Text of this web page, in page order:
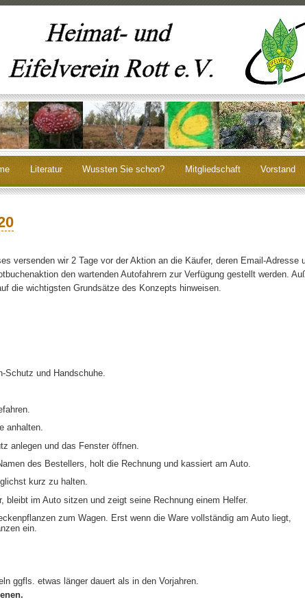
Literatur Wussten Sie schon? Mitgliedschaft Vorstand
versenden wir 2 Tage vor der Aktion an die Käufer, deren Email-Adresse
den wartenden Autofahrern zur Verfügung gestellt werden.
die wichtigsten Grundsätze des Konzepts hinweisen.
Schutz und Handschuhe.
anhalten.
anlegen und das Fenster öffnen.
des Bestellers, holt die Rechnung und kassiert am Auto.
kurz zu halten.
im Auto sitzen und zeigt seine Rechnung einem Helfer.
zum Wagen. Erst wenn die Ware vollständig am Auto liegt,
ein.
ggfls. etwas länger dauert als in den Vorjahren.